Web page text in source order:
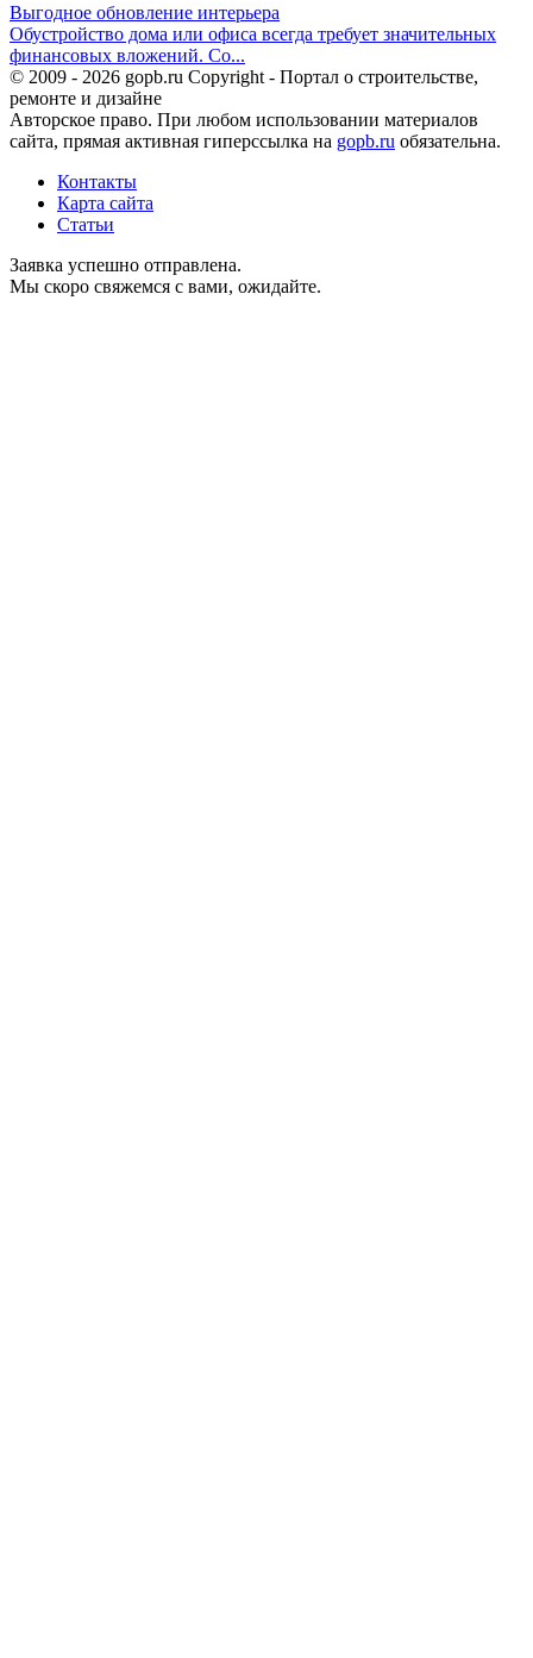
Выгодное обновление интерьера
Обустройство дома или офиса всегда требует значительных
финансовых вложений. Со...
© 2009 - 2026 gopb.ru Copyright - Портал о строительстве,
ремонте и дизайне
Авторское право. При любом использовании материалов
сайта, прямая активная гиперссылка на gopb.ru обязательна.
Контакты
Карта сайта
Статьи
Заявка успешно отправлена.
Мы скоро свяжемся с вами, ожидайте.